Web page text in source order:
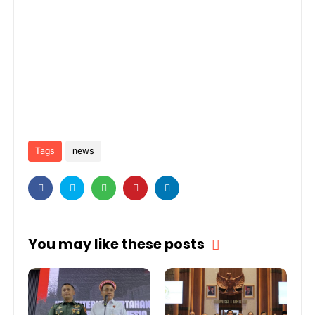
Tags news
You may like these posts